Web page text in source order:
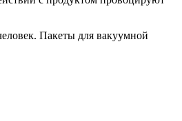
Пакеты для вакуумной